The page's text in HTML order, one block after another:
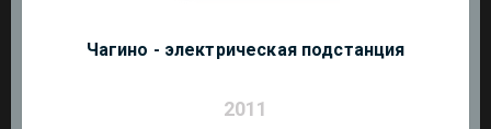
Чагино - электрическая подстанция
2011